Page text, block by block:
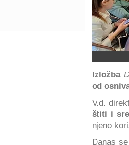
Izložba
od
V.d.
štiti i
njeno
Danas